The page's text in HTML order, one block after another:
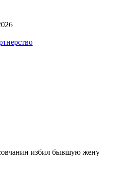
избил бывшую жену